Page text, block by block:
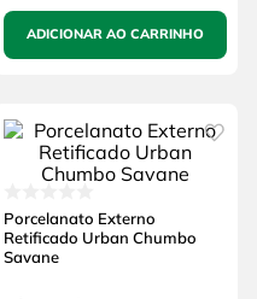
ADICIONAR AO CARRINHO
Porcelanato Externo
Retificado Urban Chumbo
Savane